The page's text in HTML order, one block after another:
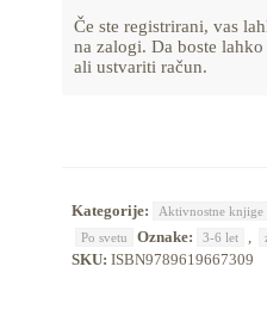
Če ste registrirani, vas
na zalogi. Da boste
ali ustvariti račun.
Kategorije: Aktivnostne knjige
Po svetu Oznake: 3-6 let
SKU: ISBN9789619667309